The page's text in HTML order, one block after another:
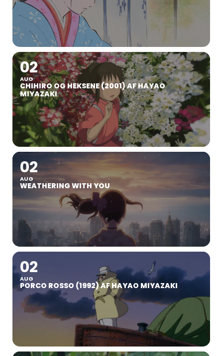
02
AUG
CHIHIRO OG HEKSENE (2001) AF HAYAO
MIYAZAKI
02
AUG
WEATHERING WITH YOU
02
AUG
PORCO ROSSO (1992) AF HAYAO MIYAZAKI